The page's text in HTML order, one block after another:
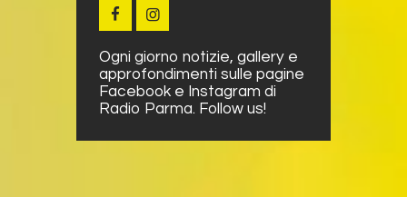
Ogni giorno notizie, gallery e
approfondimenti sulle pagine
Facebook e Instagram di
Radio Parma. Follow us!